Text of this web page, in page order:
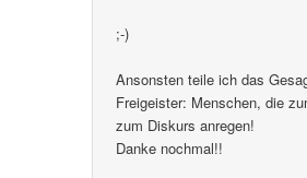
;-)
Ansonsten teile ich das
Freigeister: Menschen, die
zum Diskurs anregen!
Danke nochmal!!